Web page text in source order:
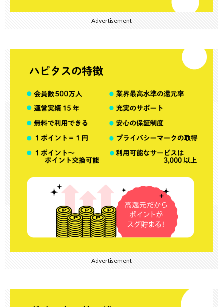
Advertisement
Advertisement